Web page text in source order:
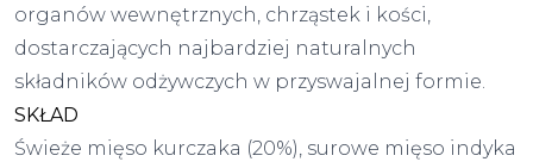
organów wewnętrznych, chrząstek i kości,
dostarczających najbardziej naturalnych
składników odżywczych w przyswajalnej formie.
SKŁAD
Świeże mięso kurczaka (20%), surowe mięso indyka